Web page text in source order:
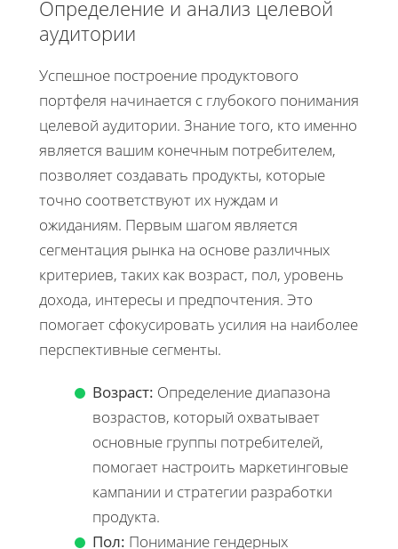
Определение и анализ целевой
аудитории
Успешное построение продуктового
портфеля начинается с глубокого понимания
целевой аудитории. Знание того, кто именно
является вашим конечным потребителем,
позволяет создавать продукты, которые
точно соответствуют их нуждам и
ожиданиям. Первым шагом является
сегментация рынка на основе различных
критериев, таких как возраст, пол, уровень
дохода, интересы и предпочтения. Это
помогает сфокусировать усилия на наиболее
перспективные сегменты.
Возраст: Определение диапазона
возрастов, который охватывает
основные группы потребителей,
помогает настроить маркетинговые
кампании и стратегии разработки
продукта.
Пол: Понимание гендерных